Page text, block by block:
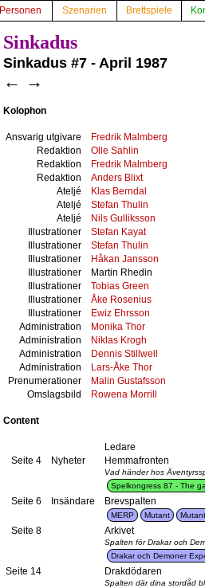
Personen Szenarien Brettspiele
Sinkadus
Sinkadus #7 - April 1987
← →
Kolophon
Ansvarig utgivare
Fredrik Malmberg
Redaktion
Olle Sahlin
Redaktion
Fredrik Malmberg
Redaktion
Anders Blixt
Ateljé
Klas Berndal
Ateljé
Stefan Thulin
Ateljé
Nils Gulliksson
Illustrationer
Stefan Kayat
Illustrationer
Stefan Thulin
Illustrationer
Håkan Jansson
Illustrationer
Martin Rhedin
Illustrationer
Tobias Green
Illustrationer
Åke Rosenius
Illustrationer
Ewiz Ehrsson
Administration
Monika Thor
Administration
Niklas Krogh
Administration
Dennis Stillwell
Administration
Lars-Åke Thor
Prenumerationer
Malin Gustafsson
Omslagsbild
Rowena Morrill
Content
Ledare
Seite 4
Nyheter Hemmafronten
Vad händer hos
Spelkongress 87 - The
Seite 6 Insändare Brevspalten
MERP Mutant
Seite 8 Arkivet
Spalten för Drakar och
Drakar och Demoner
Seite 14 Drakdödaren
Spalten där dina stordåd